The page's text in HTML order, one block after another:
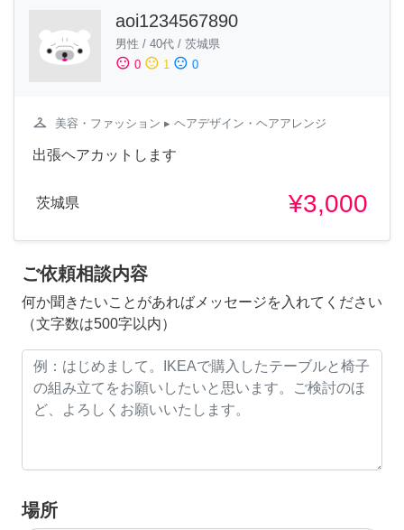
aoi1234567890
男性 / 40代 / 茨城県
sentiment_satisfied 0 sentiment_neutral 1 sentiment_dissatisfied 0
checkroom 美容・ファッション ▸ ヘアデザイン・ヘアアレンジ
出張ヘアカットします
茨城県 ¥3,000
ご依頼相談内容
何か聞きたいことがあればメッセージを入れてください
（文字数は500字以内）
場所